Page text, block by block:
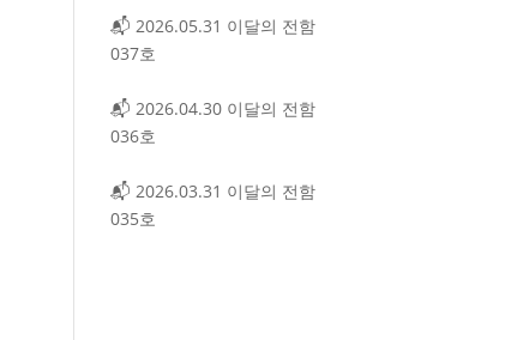
📬 2026.05.31 이달의 전함
037호
📬 2026.04.30 이달의 전함
036호
📬 2026.03.31 이달의 전함
035호